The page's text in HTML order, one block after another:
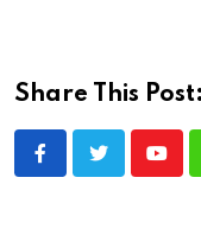
Share This Post: